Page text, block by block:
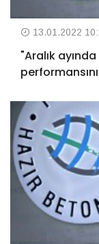
13.01.2022
"Aralık